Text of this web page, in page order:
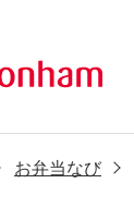
お弁当なび